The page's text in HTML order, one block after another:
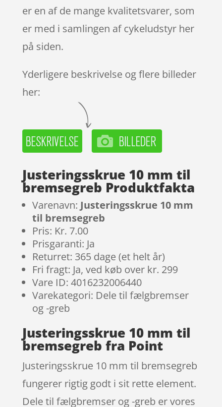
er en af de mange kvalitetsvarer, som
er med i samlingen af cykeludstyr her
på siden.
Yderligere beskrivelse og flere billeder
her:
Justeringsskrue 10 mm til
bremsegreb Produktfakta
Varenavn: Justeringsskrue 10 mm
til bremsegreb
Pris: Kr. 7.00
Prisgaranti: Ja
Returret: 365 dage (et helt år)
Fri fragt: Ja, ved køb over kr. 299
Vare ID: 4016232006440
Varekategori: Dele til fælgbremser
og -greb
Justeringsskrue 10 mm til
bremsegreb fra Point
Justeringsskrue 10 mm til bremsegreb
fungerer rigtig godt i sit rette element.
Dele til fælgbremser og -greb er vores